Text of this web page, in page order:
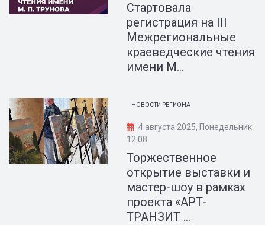
Стартовала
регистрация на III
Межрегиональные
краеведческие чтения
имени М...
НОВОСТИ РЕГИОНА
4 августа 2025, Понедельник
12:08
Торжественное
открытие выставки и
мастер-шоу в рамках
проекта «АРТ-
ТРАНЗИТ ...